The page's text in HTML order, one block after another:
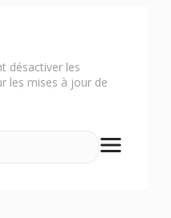
désactiver les
les mises à jour de